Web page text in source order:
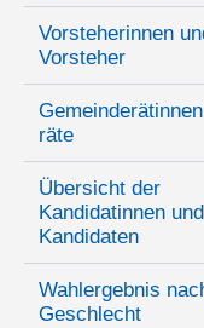
Vorsteherinnen
Vorsteher
räte
Übersicht der
Kandidatinnen und
Kandidaten
Wahlergebnis
Geschlecht